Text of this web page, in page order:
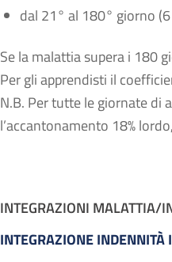
dal 21° al 180° giorno
Se la malattia supera i 180
Per gli apprendisti il
N.B. Per tutte le giornate di
l’accantonamento 18%
INTEGRAZIONI MALATTIA/
INTEGRAZIONE